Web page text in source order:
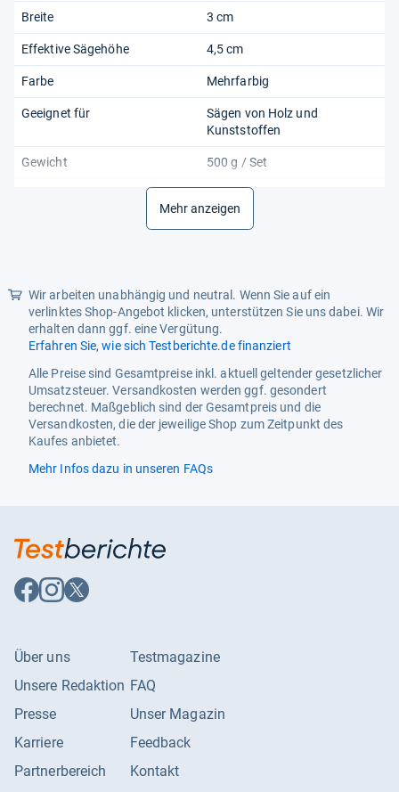
Breite 3 cm
Effektive Sägehöhe 4,5 cm
Farbe Mehrfarbig
Geeignet für
Sägen von Holz und
Kunststoffen
Gewicht 500 g / Set
7 cm
Länge 37 cm
Modell DEMA 924818 - 21631
Produktart Feinsäge mit Schneidlade
Produktmerkmal 1
Schneidlade aus
unbehandelter Kiefer, massiv
Produktmerkmal 2
Verbindungen geschraubt und
Schnittbreite
Mehr anzeigen
Wir arbeiten unabhängig und neutral. Wenn Sie auf ein
verlinktes Shop-Angebot klicken, unterstützen Sie uns dabei. Wir
erhalten dann ggf. eine Vergütung.
Erfahren Sie, wie sich Testberichte.de finanziert
Alle Preise sind Gesamtpreise inkl. aktuell geltender gesetzlicher
Umsatzsteuer. Versandkosten werden ggf. gesondert
berechnet. Maßgeblich sind der Gesamtpreis und die
Versandkosten, die der jeweilige Shop zum Zeitpunkt des
Kaufes anbietet.
Mehr Infos dazu in unseren FAQs
Auf
Facebook
Auf
Instagram
Auf
X
Über uns
Unsere Redaktion
Presse
Karriere
Partnerbereich
Testmagazine
FAQ
Unser Magazin
Feedback
Kontakt